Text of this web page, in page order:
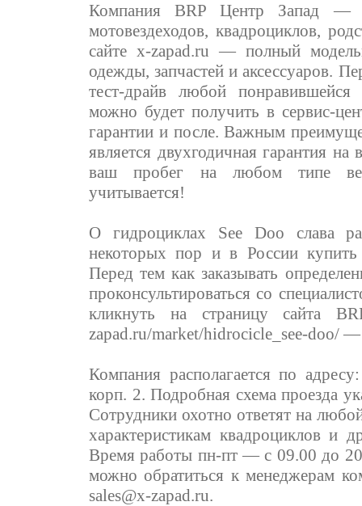
Компания BRP Центр Запад —
мотовездеходов, квадроциклов,
сайте x-zapad.ru — полный
одежды, запчастей и аксессуаров.
тест-драйв любой
можно будет получить в сервис-
гарантии и после. Важным
является двухгодичная гарантия
ваш пробег на любом типе
учитывается!
О гидроциклах See Doo слава
некоторых пор и в России купить
Перед тем как заказывать
проконсультироваться со
кликнуть на страницу сайта
zapad.ru/market/hidrocicle_see-doo/
Компания располагается по
корп. 2. Подробная схема проезда
Сотрудники охотно ответят на
характеристикам квадроциклов
Время работы пн-пт — с 09.00 до
можно обратиться к менеджерам
sales@x-zapad.ru.